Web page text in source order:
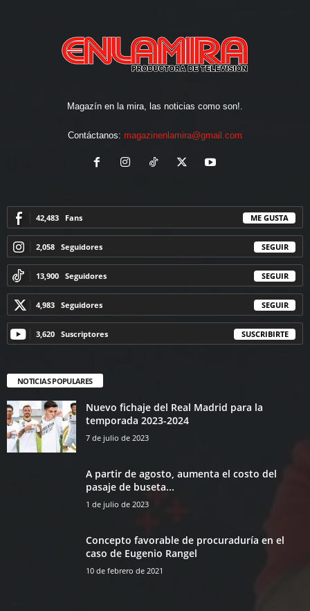
Magazín en la mira, las noticias como son!.
Contáctanos: magazinenlamira@gmail.com
42,483 Fans ME GUSTA
2,058 Seguidores SEGUIR
13,900 Seguidores SEGUIR
4,983 Seguidores SEGUIR
3,620 Suscriptores SUSCRIBIRTE
NOTICIAS POPULARES
Nuevo fichaje del Real Madrid para la
temporada 2023-2024
7 de julio de 2023
A partir de agosto, aumenta el costo del
pasaje de buseta...
1 de julio de 2023
Concepto favorable de procuraduría en el
caso de Eugenio Rangel
10 de febrero de 2021